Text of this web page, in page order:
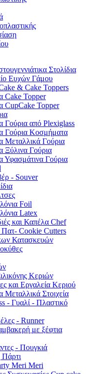
Στολίδια
Ευχών Γάμου
& Cake Toppers
Cake Topper
CupCake Topper
Γούρια από Plexiglass
Γούρια Κοσμήματα
Μεταλλικά Γούρια
Ξύλινα Γούρια
Υφασμάτινα Γούρια
- Souver
Foil
Latex
και Καπέλα Chef
Πατ- Cookie Cutters
Κατασκευών
Κεριών
και Εργαλεία Κεριού
Μεταλλικά Στοιχεία
- Γυαλί - Πλαστικό
- Runner
με ξέφτια
- Πουγκιά
Πάρτι
Meri Meri